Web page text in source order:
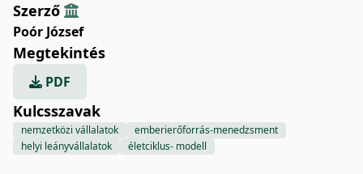
Szerző
Poór József
Megtekintés
PDF
Kulcsszavak
nemzetközi vállalatok
emberierőforrás-menedzsment
helyi leányvállalatok
életciklus- modell